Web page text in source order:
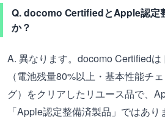
Q. docomo CertifiedとApple認定
か？
A. 異なります。docomo Certified
（電池残量80%以上・基本性能チ
グ）をクリアしたリユース品で、
「Apple認定整備済製品」ではあ